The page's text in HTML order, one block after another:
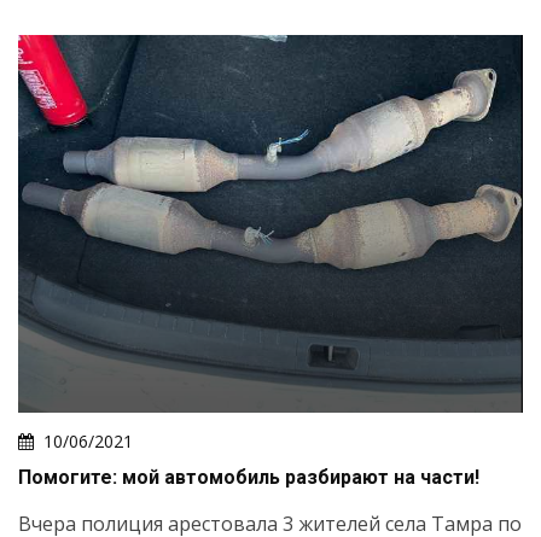
10/06/2021
Помогите: мой автомобиль разбирают на части!
Вчера полиция арестовала 3 жителей села Тамра по